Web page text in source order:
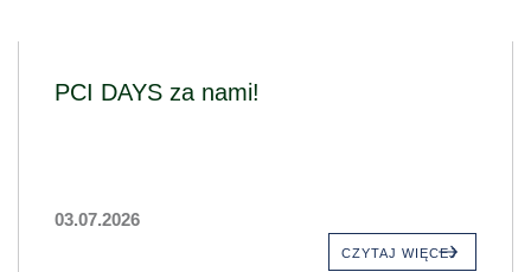
PCI DAYS za nami!
03.07.2026
CZYTAJ WIĘCEJ